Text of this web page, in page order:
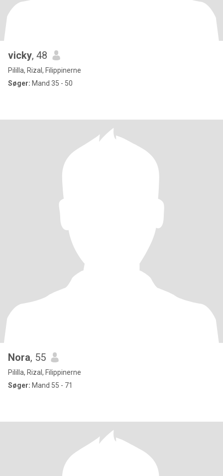
vicky, 48
Pililla, Rizal, Filippinerne
Søger: Mand 35 - 50
Nora, 55
Pililla, Rizal, Filippinerne
Søger: Mand 55 - 71